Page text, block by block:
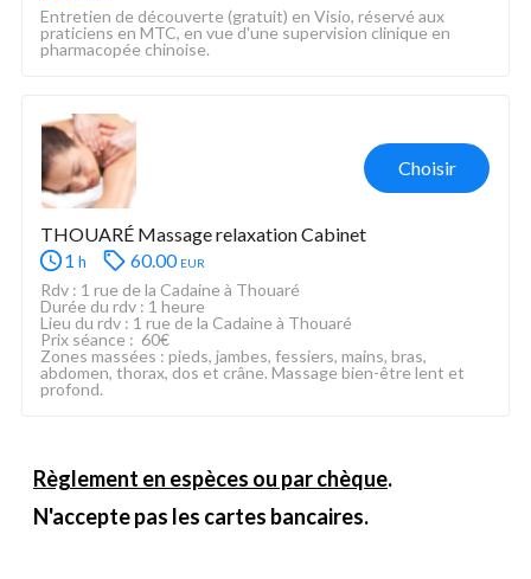
Entretien de découverte (gratuit) en Visio, réservé aux
praticiens en MTC, en vue d'une supervision clinique en
pharmacopée chinoise.
Choisir
THOUARÉ Massage relaxation Cabinet
1 h 60.00 eur
Rdv : 1 rue de la Cadaine à Thouaré
Durée du rdv : 1 heure
Lieu du rdv : 1 rue de la Cadaine à Thouaré
Prix séance :  60€
Zones massées : pieds, jambes, fessiers, mains, bras,
abdomen, thorax, dos et crâne. Massage bien-être lent et
profond.
Règlement en espèces ou par chèque.
N'accepte pas les cartes bancaires.